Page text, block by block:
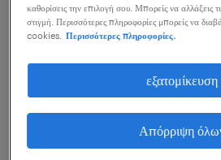
athens, attica
μόνιμη
δημοσιεύτηκε 21 ιουλίου 2026
καθορίσεις την επιλογή σου. Μπορείς να αλλάξεις
στιγμή. Περισσότερες πληροφορίες μπορείς να
cookies.
Περισσότερες πληροφορίες.
εξατομίκευση
Απόρριψη